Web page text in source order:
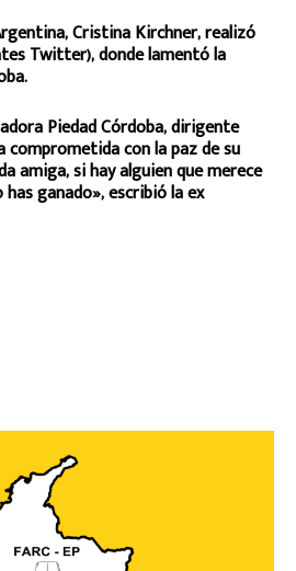
Cristina Kirchner, realizó
Twitter), donde lamentó la
Piedad Córdoba, dirigente
con la paz de su
amiga, si hay alguien que merece
ganado», escribió la ex